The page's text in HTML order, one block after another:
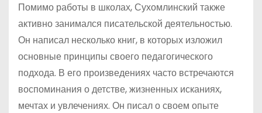
Помимо работы в школах, Сухомлинский также
активно занимался писательской деятельностью.
Он написал несколько книг, в которых изложил
основные принципы своего педагогического
подхода. В его произведениях часто встречаются
воспоминания о детстве, жизненных исканиях,
мечтах и увлечениях. Он писал о своем опыте